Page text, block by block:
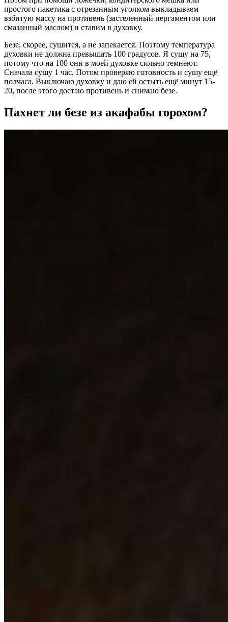
простого пакетика с отрезанным уголком выкладываем
взбитую массу на противень (застеленный пергаментом или
смазанный маслом) и ставим в духовку.
Безе, скорее, сушится, а не запекается. Поэтому температура
духовки не должна превышать 100 градусов. Я сушу на 75,
потому что на 100 они в моей духовке сильно темнеют.
Сначала сушу 1 час. Потом проверяю готовность и сушу ещё
полчаса. Выключаю духовку и даю ей остыть ещё минут 15-
20, после этого достаю противень и снимаю безе.
Пахнет ли безе из акафабы горохом?